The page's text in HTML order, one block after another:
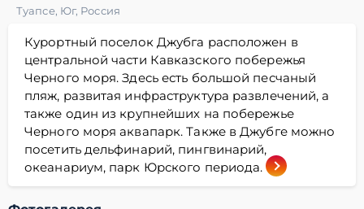
Туапсе, Юг, Россия
Курортный поселок Джубга расположен в
центральной части Кавказского побережья
Черного моря. Здесь есть большой песчаный
пляж, развитая инфраструктура развлечений, а
также один из крупнейших на побережье
Черного моря аквапарк. Также в Джубге можно
посетить дельфинарий, пингвинарий,
океанариум, парк Юрского периода.